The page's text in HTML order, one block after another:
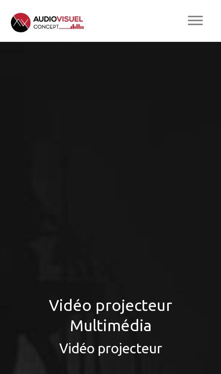
Vidéo projecteur
Multimédia
Vidéo projecteur